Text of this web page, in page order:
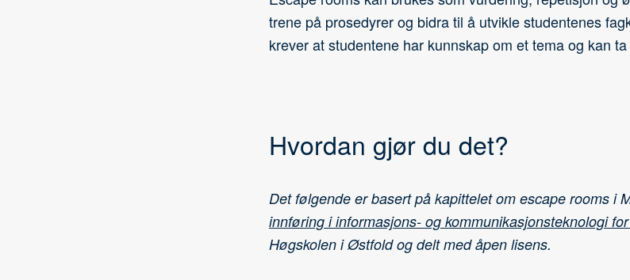
trene på prosedyrer og bidra til å utvikle studentenes
krever at studentene har kunnskap om et tema og kan
Hvordan gjør du det?
Det følgende er basert på kapittelet om escape rooms i
innføring i informasjons- og kommunikasjonsteknologi
Høgskolen i Østfold og delt med åpen lisens.